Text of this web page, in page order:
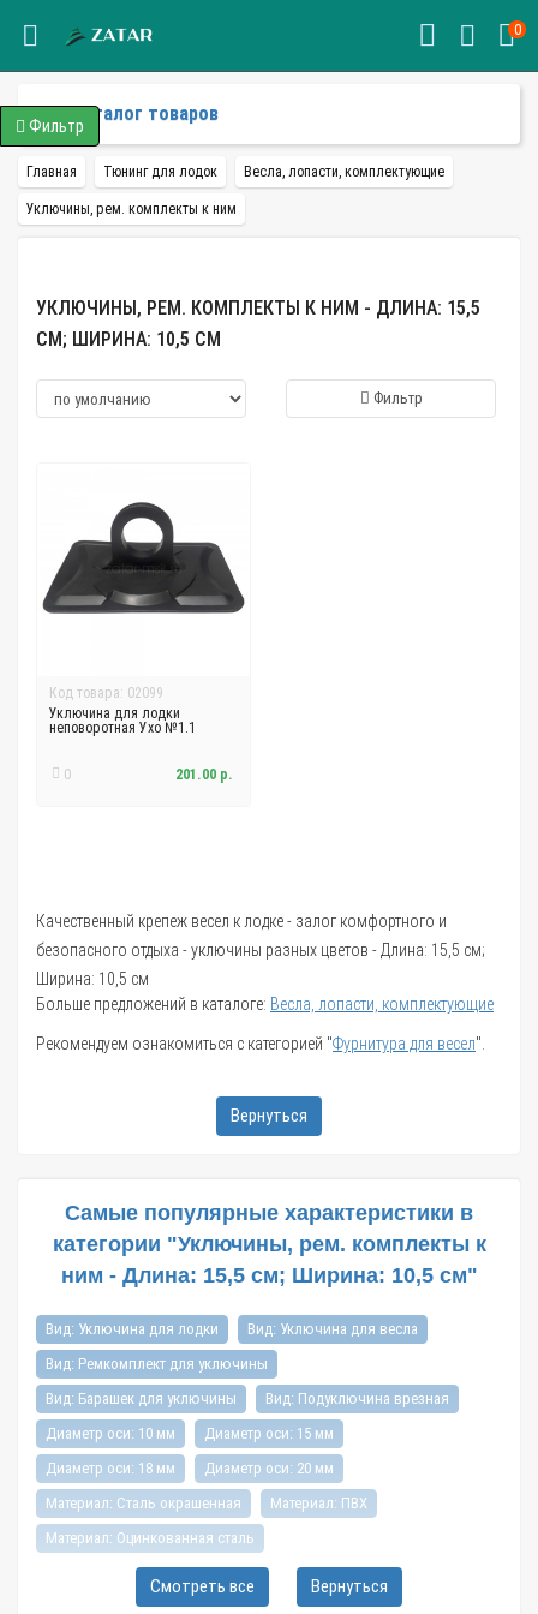
0
Каталог товаров
Главная Тюнинг для лодок Весла, лопасти, комплектующие
Уключины, рем. комплекты к ним
УКЛЮЧИНЫ, РЕМ. КОМПЛЕКТЫ К НИМ - ДЛИНА: 15,5
СМ; ШИРИНА: 10,5 СМ
Фильтр
Код товара: 02099
Уключина для лодки
неповоротная Ухо №1.1
0 201.00 р.
Качественный крепеж весел к лодке - залог комфортного и
безопасного отдыха - уключины разных цветов - Длина: 15,5 см;
Ширина: 10,5 см
Больше предложений в каталоге: Весла, лопасти, комплектующие
Рекомендуем ознакомиться с категорией "Фурнитура для весел".
Вернуться
Самые популярные характеристики в
категории "Уключины, рем. комплекты к
ним - Длина: 15,5 см; Ширина: 10,5 см"
Вид: Уключина для лодки
Вид: Уключина для весла
Вид: Ремкомплект для уключины
Вид: Барашек для уключины
Вид: Подуключина врезная
Диаметр оси: 10 мм
Диаметр оси: 15 мм
Диаметр оси: 18 мм
Диаметр оси: 20 мм
Материал: Сталь окрашенная
Материал: ПВХ
Материал: Оцинкованная сталь
Материал: ПВХ | нержавеющая сталь
Материал: ПВХ | оцинкованная сталь
Цвет: Светло-серый
Смотреть все Вернуться
Фильтр